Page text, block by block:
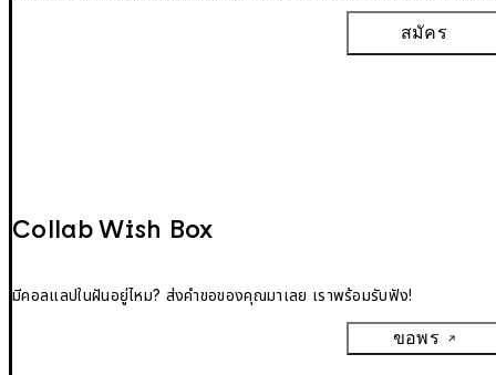
สมัคร
Collab Wish Box
มีคอลแลปในฝันอยู่ไหม? ส่งคำขอของคุณมาเลย เราพร้อมรับฟัง!
ขอพร